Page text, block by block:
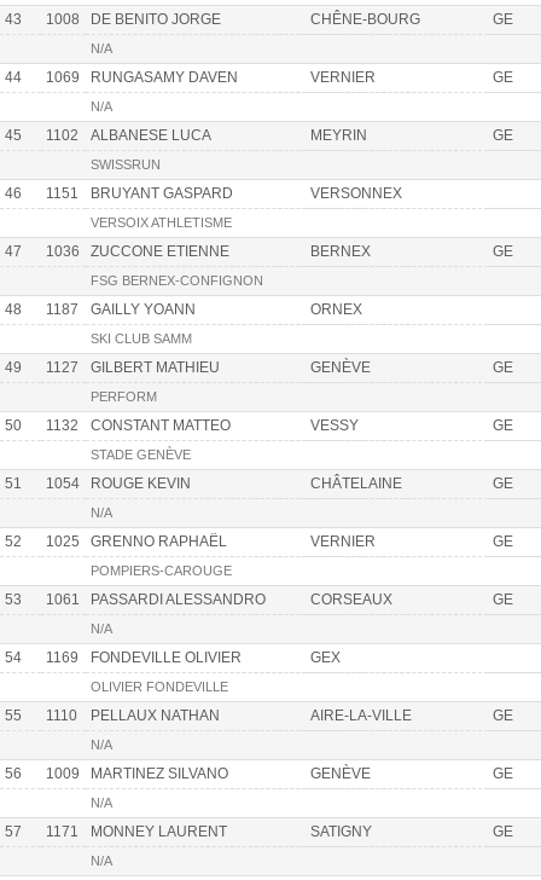
43 1008 DE BENITO JORGE CHÊNE-BOURG GE
N/A
44 1069 RUNGASAMY DAVEN VERNIER GE
N/A
45 1102 ALBANESE LUCA MEYRIN GE
SWISSRUN
46 1151 BRUYANT GASPARD VERSONNEX
VERSOIX ATHLETISME
47 1036 ZUCCONE ETIENNE BERNEX GE
FSG BERNEX-CONFIGNON
48 1187 GAILLY YOANN ORNEX
SKI CLUB SAMM
49 1127 GILBERT MATHIEU GENÈVE GE
PERFORM
50 1132 CONSTANT MATTEO VESSY GE
STADE GENÈVE
51 1054 ROUGE KEVIN CHÂTELAINE GE
N/A
52 1025 GRENNO RAPHAËL VERNIER GE
POMPIERS-CAROUGE
53 1061 PASSARDI ALESSANDRO CORSEAUX GE
N/A
54 1169 FONDEVILLE OLIVIER GEX
OLIVIER FONDEVILLE
55 1110 PELLAUX NATHAN AIRE-LA-VILLE GE
N/A
56 1009 MARTINEZ SILVANO GENÈVE GE
N/A
57 1171 MONNEY LAURENT SATIGNY GE
N/A